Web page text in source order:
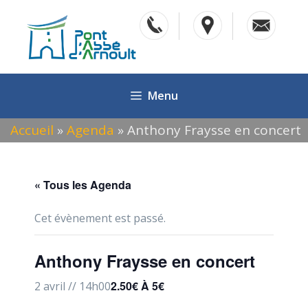
contenu
Menu
Accueil »Agenda »Anthony Fraysse en concert
« Tous les Agenda
Cet évènement est passé.
Anthony Fraysse en concert
2 avril // 14h002.50€ À 5€